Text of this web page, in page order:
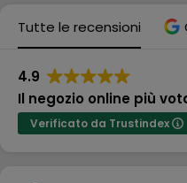
Tutte le recensioni
4.9
Il negozio online più
Verificato da Trustindex